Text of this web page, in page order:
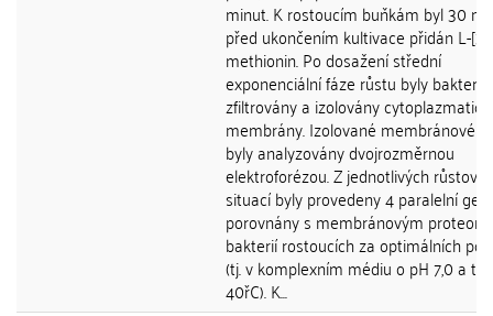
minut. K rostoucím buňkám byl 30
před ukončením kultivace přidán L-
methionin. Po dosažení střední
exponenciální fáze růstu byly
zfiltrovány a izolovány
membrány. Izolované membránové
byly analyzovány dvojrozměrnou
elektroforézou. Z jednotlivých
situací byly provedeny 4 paralelní
porovnány s membránovým
bakterií rostoucích za optimálních
(tj. v komplexním médiu o pH 7,0 a
40řC). K...